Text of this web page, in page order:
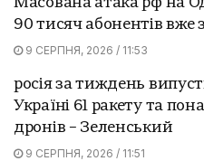
90 тисяч абонентів вже
9 СЕРПНЯ, 2026 / 11:53
росія за тиждень
Україні 61 ракету та
дронів – Зеленський
9 СЕРПНЯ, 2026 / 11:51